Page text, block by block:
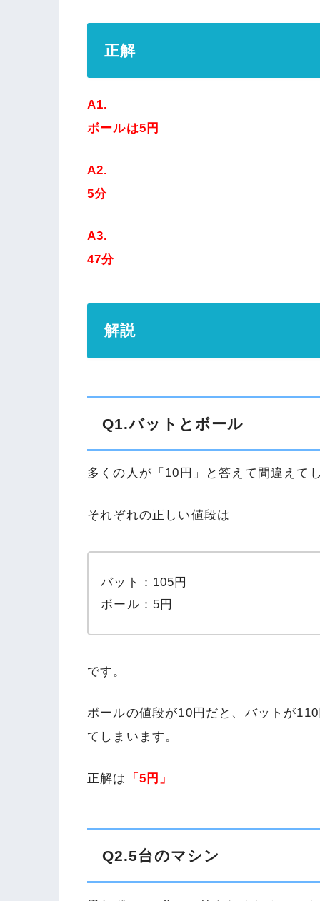
正解
A1.
ボールは5円
A2.
5分
A3.
47分
解説
Q1.バットとボール
多くの人が「10円」と答えて間違えて
それぞれの正しい値段は
バット：105円
ボール：5円
です。
ボールの値段が10円だと、バットが
てしまいます。
正解は 「5円」
Q2.5台のマシン